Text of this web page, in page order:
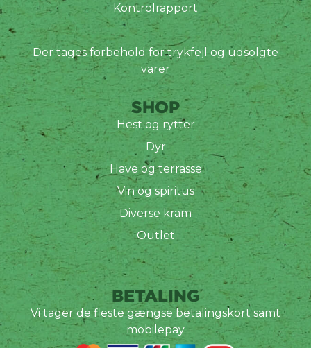
Kontrolrapport
Der tages forbehold for trykfejl og udsolgte
varer
SHOP
Hest og rytter
Dyr
Have og terrasse
Vin og spiritus
Diverse kram
Outlet
BETALING
Vi tager de fleste gængse betalingskort samt
mobilepay